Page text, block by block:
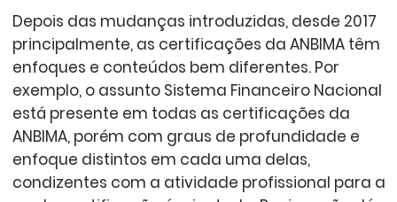
Depois das mudanças introduzidas, desde 2017
principalmente, as certificações da ANBIMA têm
enfoques e conteúdos bem diferentes. Por
exemplo, o assunto Sistema Financeiro Nacional
está presente em todas as certificações da
ANBIMA, porém com graus de profundidade e
enfoque distintos em cada uma delas,
condizentes com a atividade profissional para a